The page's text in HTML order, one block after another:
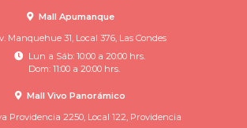
Mall Apumanque
Manquehue 31, Local 376, Las Condes
Lun a Sáb: 10:00 a 20:00 hrs.
Dom: 11:00 a 20:00 hrs.
Mall Vivo Panorámico
Providencia 2250, Local 122, Providencia